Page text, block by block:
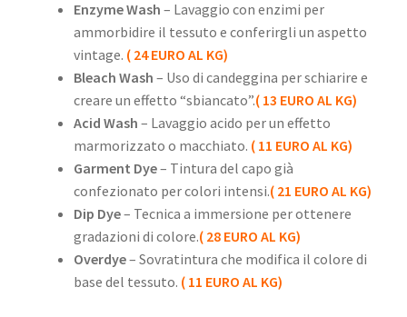
Enzyme Wash – Lavaggio con enzimi per
ammorbidire il tessuto e conferirgli un aspetto
vintage. ( 24 EURO AL KG)
Bleach Wash – Uso di candeggina per schiarire e
creare un effetto “sbiancato”.( 13 EURO AL KG)
Acid Wash – Lavaggio acido per un effetto
marmorizzato o macchiato. ( 11 EURO AL KG)
Garment Dye– Tintura del capo già
confezionato per colori intensi.( 21 EURO AL KG)
Dip Dye– Tecnica a immersione per ottenere
gradazioni di colore.( 28 EURO AL KG)
Overdye– Sovratintura che modifica il colore di
base del tessuto. ( 11 EURO AL KG)